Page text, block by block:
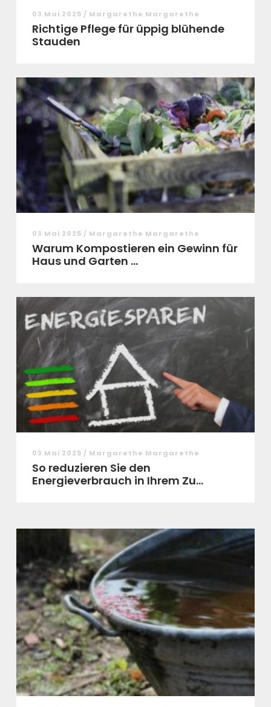
03 Mai 2025 / Margarethe Margarethe
Richtige Pflege für üppig blühende
Stauden
03 Mai 2025 / Margarethe Margarethe
Warum Kompostieren ein Gewinn für
Haus und Garten ...
03 Mai 2025 / Margarethe Margarethe
So reduzieren Sie den
Energieverbrauch in Ihrem Zu...